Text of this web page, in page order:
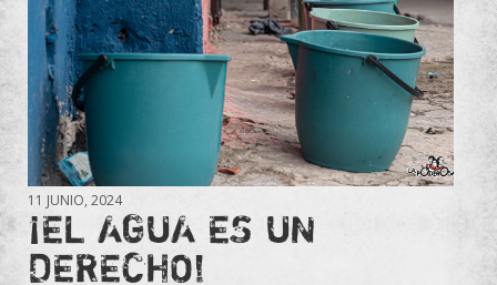
11 JUNIO, 2024
¡EL AGUA ES UN
DERECHO!